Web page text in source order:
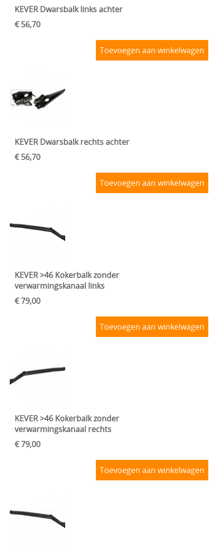
KEVER Dwarsbalk links achter
€ 56,70
Toevoegen aan winkelwagen
KEVER Dwarsbalk rechts achter
€ 56,70
Toevoegen aan winkelwagen
KEVER >46 Kokerbalk zonder
verwarmingskanaal links
€ 79,00
Toevoegen aan winkelwagen
KEVER >46 Kokerbalk zonder
verwarmingskanaal rechts
€ 79,00
Toevoegen aan winkelwagen